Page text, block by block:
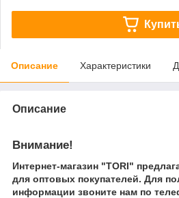
Описание Характеристики
Описание
Внимание!
Интернет-магазин "TORI"
для оптовых покупателей. Для
информации звоните нам по